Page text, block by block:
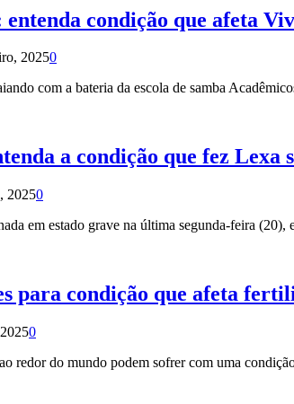
condição que afeta
20250
com a bateria da escola de samba
a condição que fez
20250
em estado grave na última segunda-feira
para condição que afeta
0
redor do mundo podem sofrer com uma